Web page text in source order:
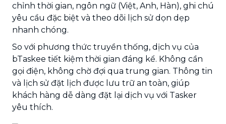
chỉnh thời gian, ngôn ngữ (Việt, Anh, Hàn), ghi chú
yêu cầu đặc biệt và theo dõi lịch sử dọn dẹp
nhanh chóng.
So với phương thức truyền thống, dịch vụ của
bTaskee tiết kiệm thời gian đáng kể. Không cần
gọi điện, không chờ đợi qua trung gian. Thông tin
và lịch sử đặt lịch được lưu trữ an toàn, giúp
khách hàng dễ dàng đặt lại dịch vụ với Tasker
yêu thích.